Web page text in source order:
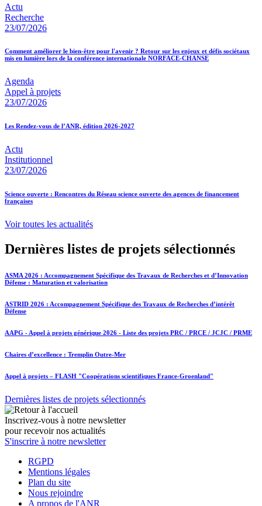
Actu
Recherche
23/07/2026
Comment améliorer le bien-être pour l'avenir ? Retour sur les enjeux et défis sociétaux
mis en lumière lors de la conférence internationale NORFACE-CHANSE
Agenda
Appel à projets
23/07/2026
Les Rendez-vous de l’ANR, édition 2026-2027
Actu
Institutionnel
23/07/2026
Science ouverte : Rencontres du Réseau science ouverte des agences de financement
françaises
Voir toutes les actualités
Dernières listes de projets sélectionnés
ASMA 2026 : Accompagnement Spécifique des Travaux de Recherches et d’Innovation
Défense : Maturation et valorisation
ASTRID 2026 : Accompagnement Spécifique des Travaux de Recherches d’intérêt
Défense
AAPG - Appel à projets générique 2026 - Liste des projets PRC / PRCE / JCJC / PRME
Chaires d’excellence : Tremplin Outre-Mer
Appel à projets – FLASH "Coopérations scientifiques France-Groenland"
Dernières listes de projets sélectionnés
Inscrivez-vous à notre newsletter
pour recevoir nos actualités
S'inscrire à notre newsletter
RGPD
Mentions légales
Plan du site
Nous rejoindre
A propos de l'ANR